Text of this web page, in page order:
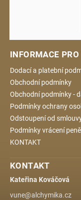
INFORMACE PRO
Dodací a platební
Obchodní podmínky
Obchodní podmínky -
Podmínky ochrany
Odstoupení od
Podmínky vrácení
KONTAKT
KONTAKT
Kateřina Kováčová
vune@alchymika.cz